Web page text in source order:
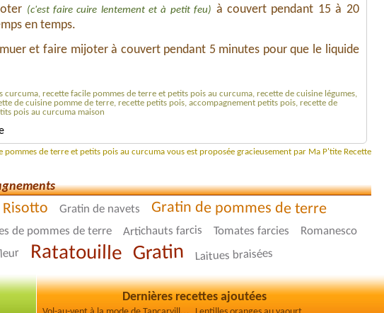
(c'est faire cuire lentement et à petit feu) à couvert pendant 15 à 20
en temps.
et faire mijoter à couvert pendant 5 minutes pour que le liquide
curcuma, recette facile pommes de terre et petits pois au curcuma, recette de cuisine légumes,
de cuisine pomme de terre, recette petits pois, accompagnement petits pois, recette de
pois au curcuma maison
pommes de terre et petits pois au curcuma vous est proposée gracieusement par Ma P'tite Recette
Risotto Gratin de navets Gratin de pommes de terre
de pommes de terre Artichauts farcis Tomates farcies Romanesco
Ratatouille Gratin Laitues braisées
Dernières recettes ajoutées